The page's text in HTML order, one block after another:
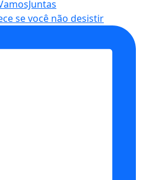
se você não desistir